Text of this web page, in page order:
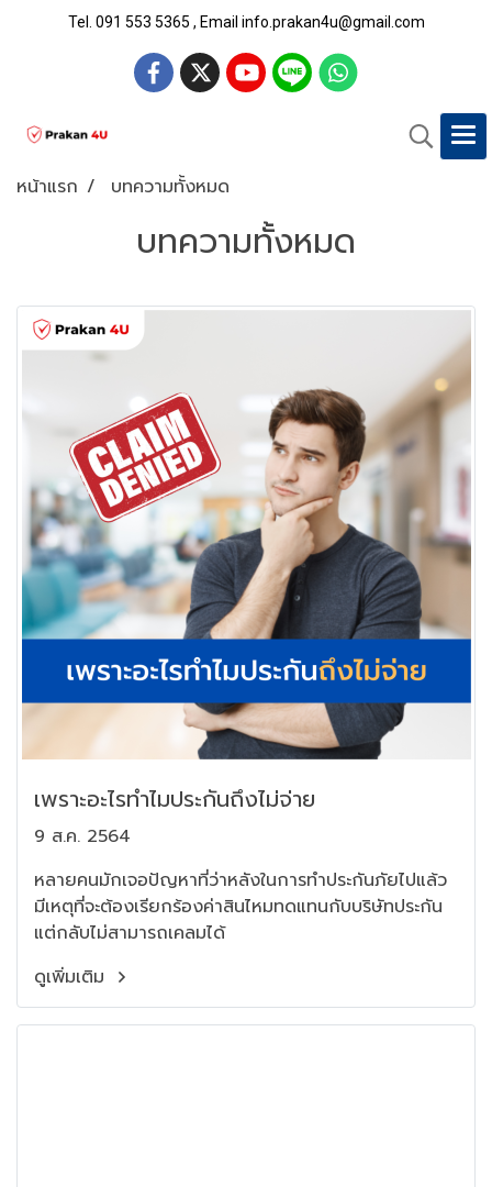
Tel. 091 553 5365 , Email info.prakan4u@gmail.com
หน้าแรก บทความทั้งหมด
บทความทั้งหมด
เพราะอะไรทำไมประกันถึงไม่จ่าย
9 ส.ค. 2564
หลายคนมักเจอปัญหาที่ว่าหลังในการทำประกันภัยไปแล้ว
มีเหตุที่จะต้องเรียกร้องค่าสินไหมทดแทนกับบริษัทประกัน
แต่กลับไม่สามารถเคลมได้
ดูเพิ่มเติม